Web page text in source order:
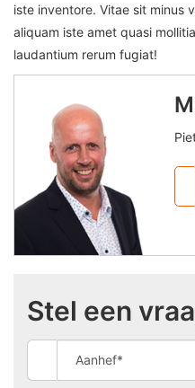
iste inventore. Vitae sit minus
aliquam iste amet quasi
laudantium rerum fugiat!
Stel een
Aanhef*